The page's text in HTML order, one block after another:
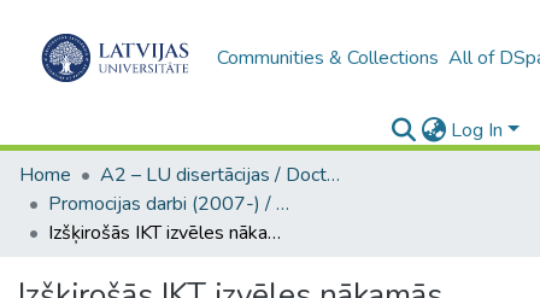
Communities & Collections All of
Log In
Home
A2 – LU disertācijas / Doctoral theses UL
Promocijas darbi (2007-) / Theses PhD
Izšķirošās IKT izvēles nākamās digitālās dekādes robežšķirtnē Latvijas skolu izglītības politikas veidošanas sistēmā